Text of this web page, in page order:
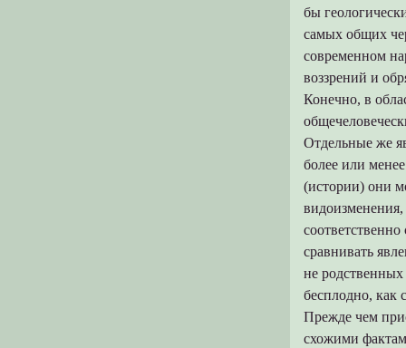
бы
самых общих
современном
воззрений и
Конечно, в
Отдельные же
более или
(истории) они
сравнивать
не
бесплодно, как
Прежде чем
схожими